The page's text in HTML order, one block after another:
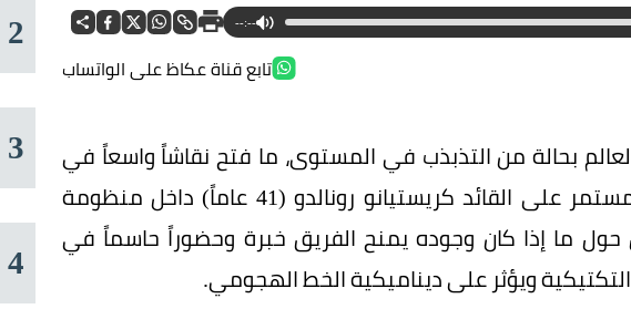
--:--
تابع قناة عكاظ على الواتساب
بحالة من التذبذب في المستوى، ما فتح نقاشاً واسعاً في
الأوساط الرياضية حول تأثير الاعتماد المستمر على القائد كريستيانو رونالدو (41 عاماً) داخل منظومة
حول ما إذا كان وجوده يمنح الفريق خبرة وحضوراً حاسماً في
التكتيكية ويؤثر على ديناميكية الخط الهجومي.
2
3
4